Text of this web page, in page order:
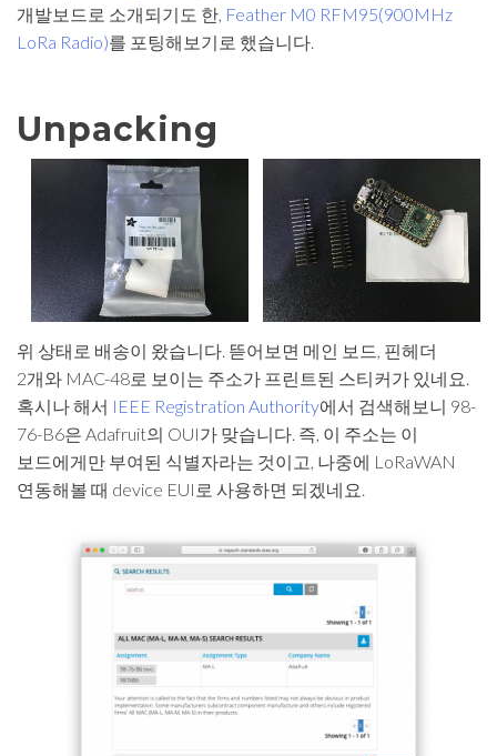
개발보드로 소개되기도 한, Feather M0 RFM95(900MHz
LoRa Radio)를 포팅해보기로 했습니다.
Unpacking
위 상태로 배송이 왔습니다. 뜯어보면 메인 보드, 핀헤더
2개와 MAC-48로 보이는 주소가 프린트된 스티커가 있네요.
혹시나 해서 IEEE Registration Authority에서 검색해보니 98-
76-B6은 Adafruit의 OUI가 맞습니다. 즉, 이 주소는 이
보드에게만 부여된 식별자라는 것이고, 나중에 LoRaWAN
연동해볼 때 device EUI로 사용하면 되겠네요.